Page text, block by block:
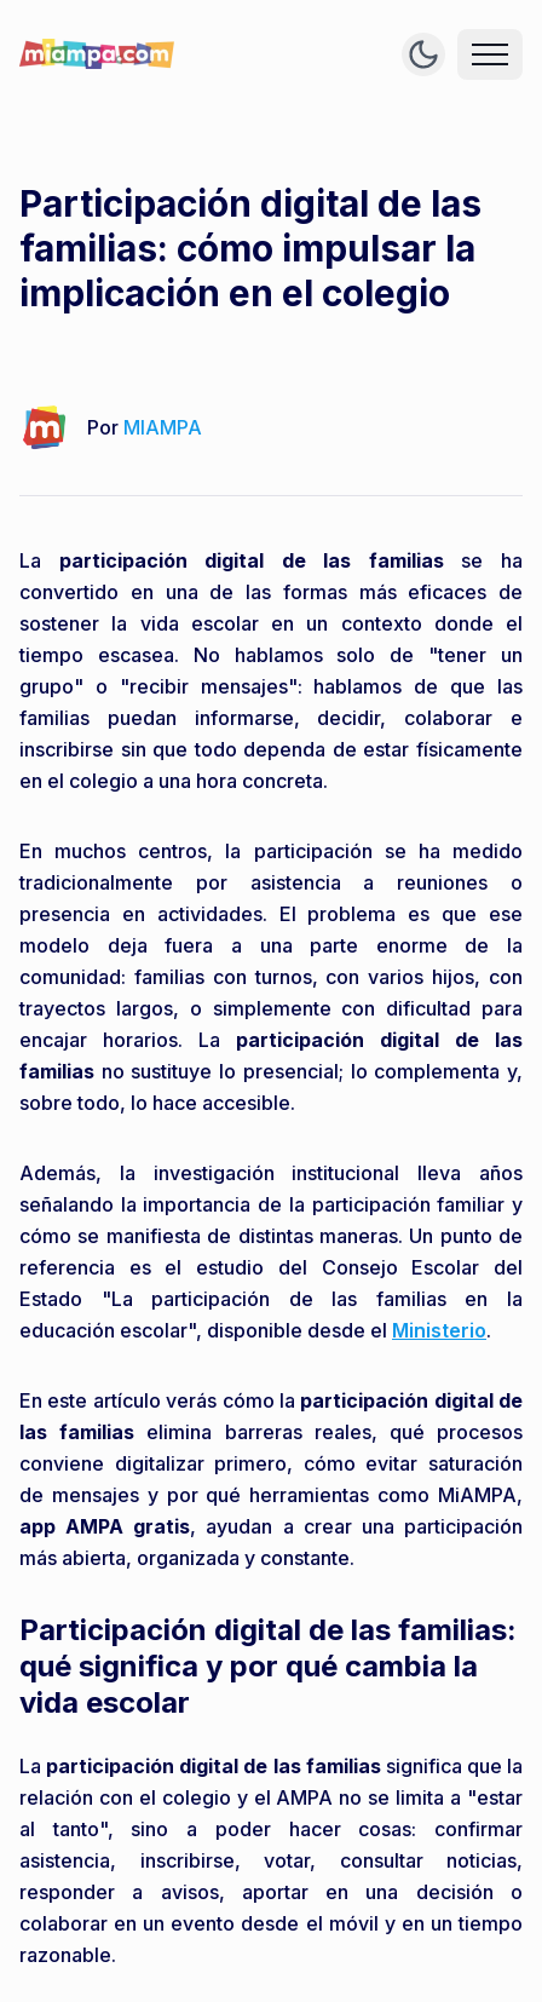
Participación digital de las
familias: cómo impulsar la
implicación en el colegio
Por MIAMPA
La participación digital de las familiasse ha
convertido en una de las formas más eficaces de
sostener la vida escolar en un contexto donde el
tiempo escasea. No hablamos solo de "tener un
grupo" o "recibir mensajes": hablamos de que las
familias puedan informarse, decidir, colaborar e
inscribirse sin que todo dependa de estar físicamente
en el colegio a una hora concreta.
En muchos centros, la participación se ha medido
tradicionalmente por asistencia a reuniones o
presencia en actividades. El problema es que ese
modelo deja fuera a una parte enorme de la
comunidad: familias con turnos, con varios hijos, con
trayectos largos, o simplemente con dificultad para
encajar horarios. La participación digital de las
familias no sustituye lo presencial; lo complementa y,
sobre todo, lo hace accesible.
Además, la investigación institucional lleva años
señalando la importancia de la participación familiar y
cómo se manifiesta de distintas maneras. Un punto de
referencia es el estudio del Consejo Escolar del
Estado "La participación de las familias en la
educación escolar", disponible desde el Ministerio.
En este artículo verás cómo la participación digital de
las familias elimina barreras reales, qué procesos
conviene digitalizar primero, cómo evitar saturación
de mensajes y por qué herramientas como MiAMPA,
app AMPA gratis, ayudan a crear una participación
más abierta, organizada y constante.
Participación digital de las familias:
qué significa y por qué cambia la
vida escolar
La participación digital de las familiassignifica que la
relación con el colegio y el AMPA no se limita a "estar
al tanto", sino a poder hacer cosas: confirmar
asistencia, inscribirse, votar, consultar noticias,
responder a avisos, aportar en una decisión o
colaborar en un evento desde el móvil y en un tiempo
razonable.